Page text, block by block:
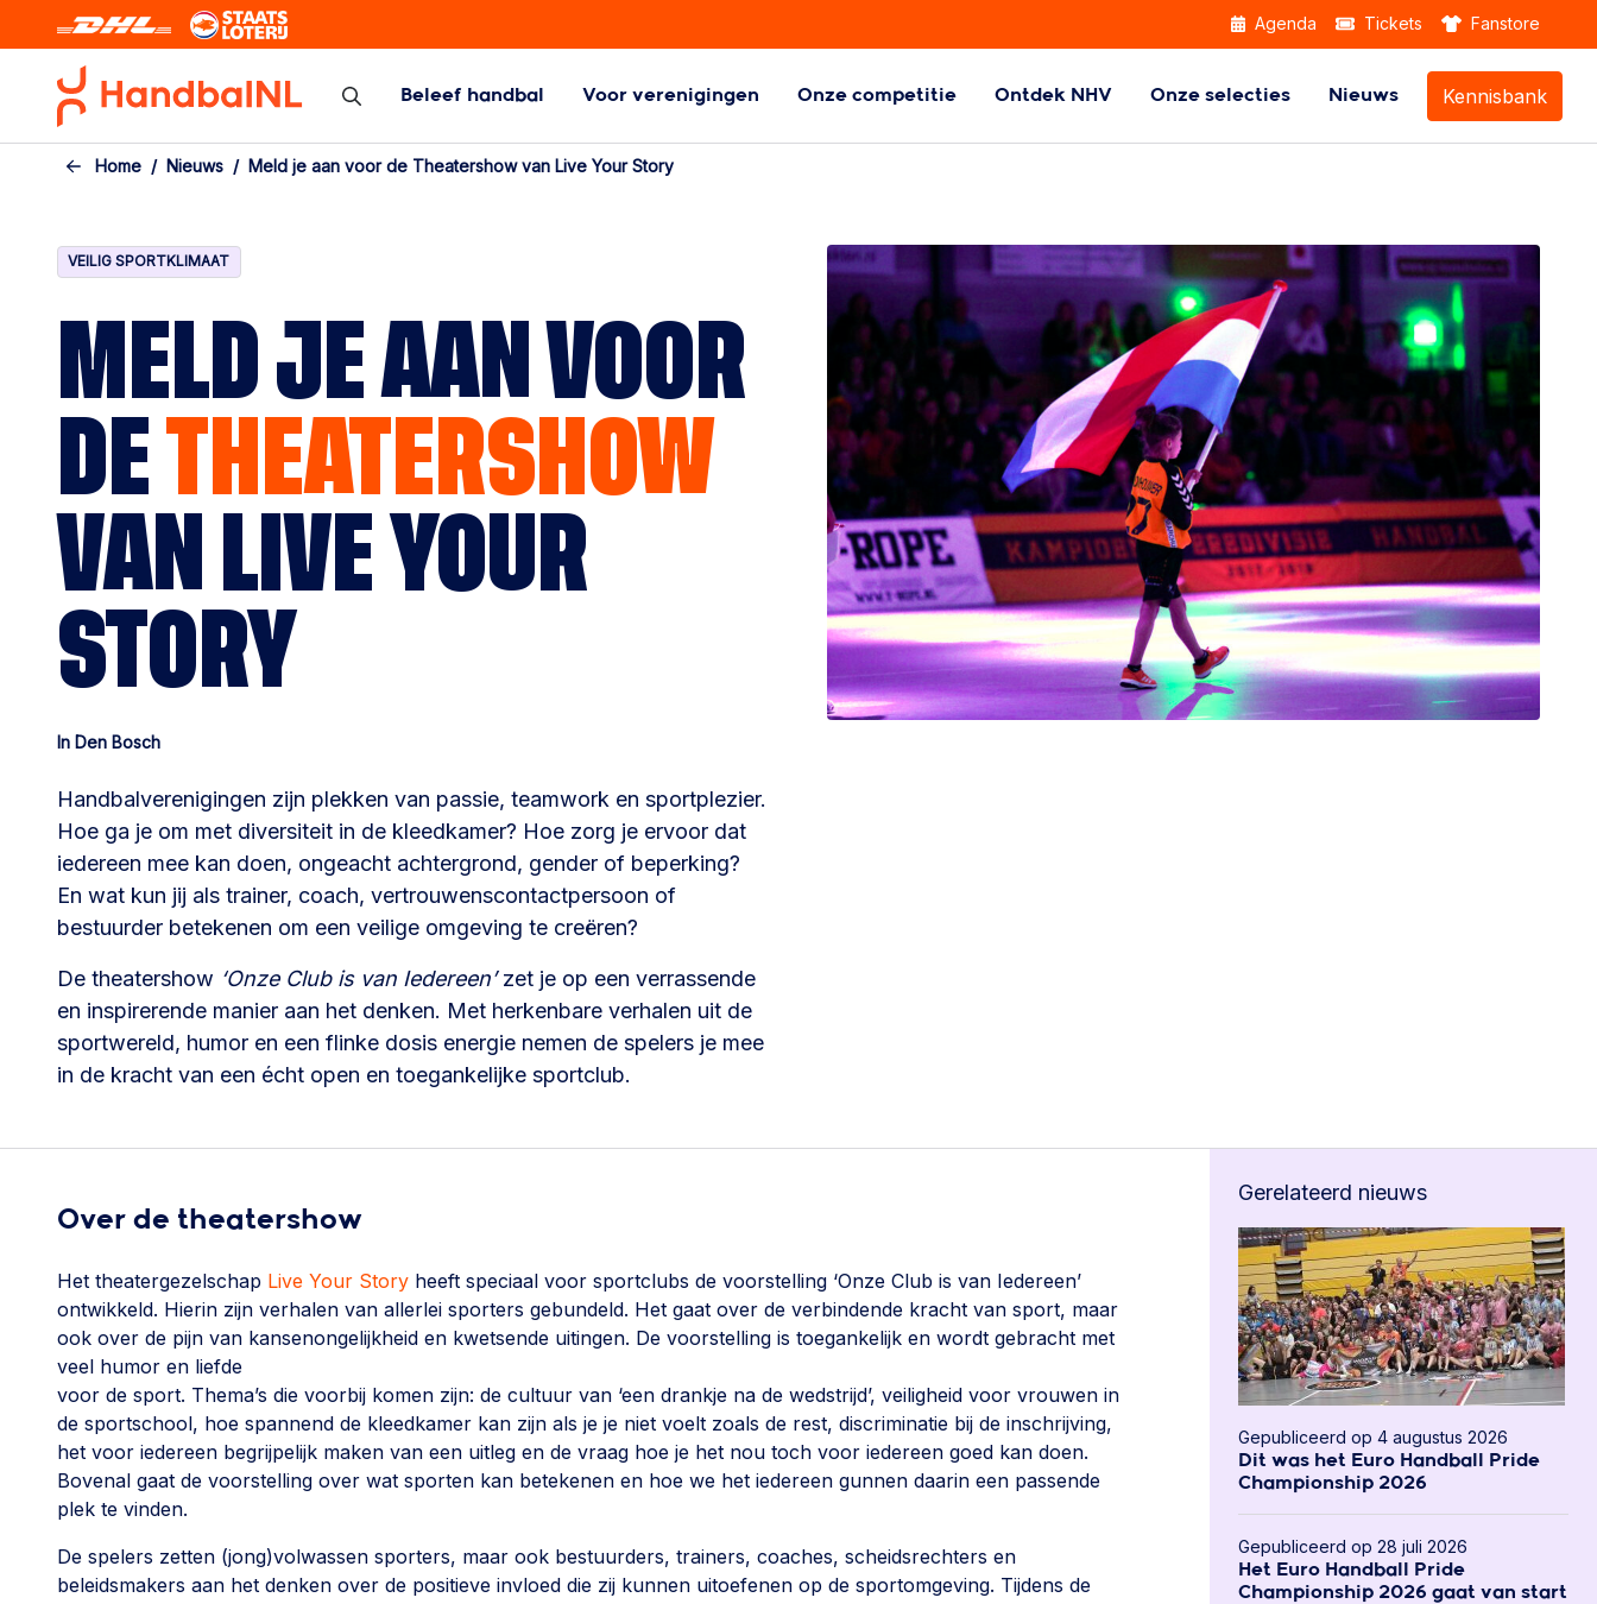
Skip to the main content Agenda Tickets Fanstore
Beleef handbal Voor verenigingen Onze competitie
Zaal/veld
Programma/Uitslagen/Standen
Bekercompetitie
Topcompetitie
Arbitrage
Kennisbank competitie
Calamiteiten
Beach Handball
handbalvormen
Beach Handball
Ontdek NHV Onze selecties Nieuws Kennisbank
Home Nieuws Meld je aan voor de Theatershow van Live Your Story
VEILIG SPORTKLIMAAT
MELD JE AAN VOOR
DE THEATERSHOW
VAN LIVE YOUR
STORY
In Den Bosch
Handbalverenigingen zijn plekken van passie, teamwork en sportplezier.
Hoe ga je om met diversiteit in de kleedkamer? Hoe zorg je ervoor dat
iedereen mee kan doen, ongeacht achtergrond, gender of beperking?
En wat kun jij als trainer, coach, vertrouwenscontactpersoon of
bestuurder betekenen om een veilige omgeving te creëren?
De theatershow ‘Onze Club is van Iedereen’zet je op een verrassende
en inspirerende manier aan het denken. Met herkenbare verhalen uit de
sportwereld, humor en een flinke dosis energie nemen de spelers je mee
in de kracht van een écht open en toegankelijke sportclub.
Over de theatershow
Het theatergezelschap Live Your Story heeft speciaal voor sportclubs de voorstelling ‘Onze Club is van Iedereen’
ontwikkeld. Hierin zijn verhalen van allerlei sporters gebundeld. Het gaat over de verbindende kracht van sport, maar
ook over de pijn van kansenongelijkheid en kwetsende uitingen. De voorstelling is toegankelijk en wordt gebracht met
veel humor en liefde
voor de sport. Thema’s die voorbij komen zijn: de cultuur van ‘een drankje na de wedstrijd’, veiligheid voor vrouwen in
de sportschool, hoe spannend de kleedkamer kan zijn als je je niet voelt zoals de rest, discriminatie bij de inschrijving,
het voor iedereen begrijpelijk maken van een uitleg en de vraag hoe je het nou toch voor iedereen goed kan doen.
Bovenal gaat de voorstelling over wat sporten kan betekenen en hoe we het iedereen gunnen daarin een passende
plek te vinden.
De spelers zetten (jong)volwassen sporters, maar ook bestuurders, trainers, coaches, scheidsrechters en
beleidsmakers aan het denken over de positieve invloed die zij kunnen uitoefenen op de sportomgeving. Tijdens de
Gerelateerd nieuws
Gepubliceerd op 4 augustus 2026
Dit was het Euro Handball Pride
Championship 2026
Gepubliceerd op 28 juli 2026
Het Euro Handball Pride
Championship 2026 gaat van start